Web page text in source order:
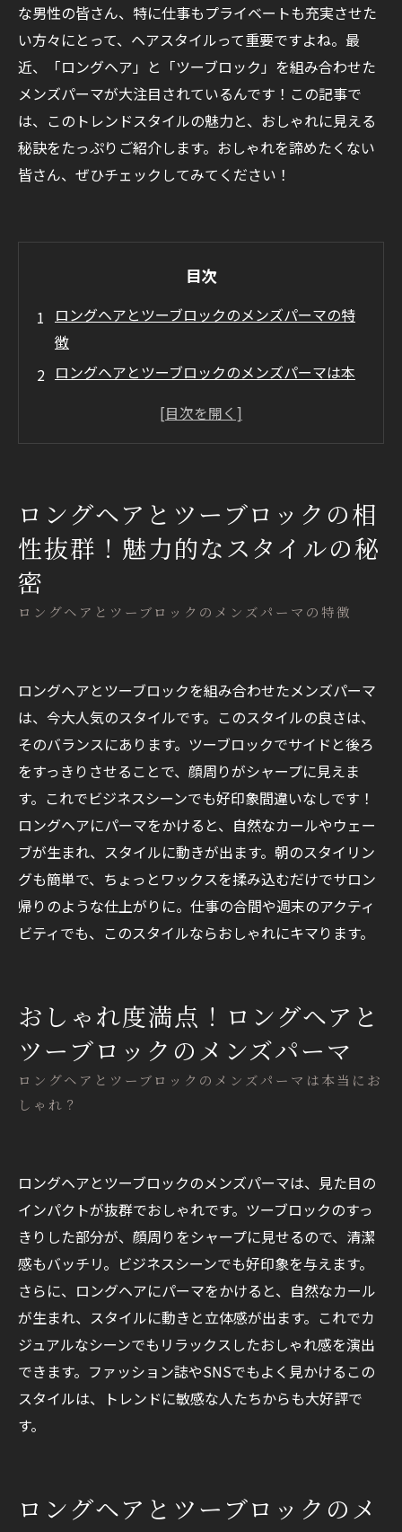
な男性の皆さん、特に仕事もプライベートも充実させた
い方々にとって、ヘアスタイルって重要ですよね。最
近、「ロングヘア」と「ツーブロック」を組み合わせた
メンズパーマが大注目されているんです！この記事で
は、このトレンドスタイルの魅力と、おしゃれに見える
秘訣をたっぷりご紹介します。おしゃれを諦めたくない
皆さん、ぜひチェックしてみてください！
目次
ロングヘアとツーブロックのメンズパーマの特
徴
ロングヘアとツーブロックのメンズパーマは本
アクティブなライフスタイルにぴったり！ロン
ロングヘアとツーブロックのメンズパーマの特徴
ロングヘアとツーブロックの相
性抜群！魅力的なスタイルの秘
密
ロングヘアとツーブロックを組み合わせたメンズパーマ
は、今大人気のスタイルです。このスタイルの良さは、
そのバランスにあります。ツーブロックでサイドと後ろ
をすっきりさせることで、顔周りがシャープに見えま
す。これでビジネスシーンでも好印象間違いなしです！
ロングヘアにパーマをかけると、自然なカールやウェー
ブが生まれ、スタイルに動きが出ます。朝のスタイリン
グも簡単で、ちょっとワックスを揉み込むだけでサロン
帰りのような仕上がりに。仕事の合間や週末のアクティ
ビティでも、このスタイルならおしゃれにキマります。
ロングヘアとツーブロックのメンズパーマは本当にお
しゃれ？
おしゃれ度満点！ロングヘアと
ツーブロックのメンズパーマ
ロングヘアとツーブロックのメンズパーマは、見た目の
インパクトが抜群でおしゃれです。ツーブロックのすっ
きりした部分が、顔周りをシャープに見せるので、清潔
感もバッチリ。ビジネスシーンでも好印象を与えます。
さらに、ロングヘアにパーマをかけると、自然なカール
が生まれ、スタイルに動きと立体感が出ます。これでカ
ジュアルなシーンでもリラックスしたおしゃれ感を演出
できます。ファッション誌やSNSでもよく見かけるこの
スタイルは、トレンドに敏感な人たちからも大好評で
す。
ロングヘアとツーブロックのメ